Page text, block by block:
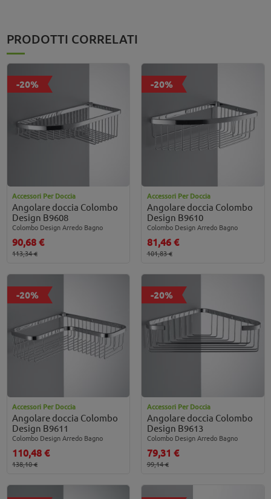
PRODOTTI CORRELATI
-20%
Accessori Per Doccia
Angolare doccia Colombo
Design B9608
Colombo Design Arredo Bagno
90,68 €
113,34 €
-20%
Accessori Per Doccia
Angolare doccia Colombo
Design B9610
Colombo Design Arredo Bagno
81,46 €
101,83 €
-20%
Accessori Per Doccia
Angolare doccia Colombo
Design B9611
Colombo Design Arredo Bagno
110,48 €
138,10 €
-20%
Accessori Per Doccia
Angolare doccia Colombo
Design B9613
Colombo Design Arredo Bagno
79,31 €
99,14 €